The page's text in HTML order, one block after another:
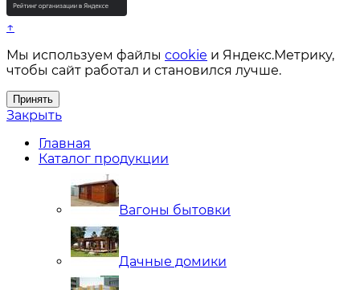
↑
Мы используем файлы cookie и Яндекс.Метрику,
чтобы сайт работал и становился лучше.
Принять
Закрыть
Главная
Каталог продукции
Вагоны бытовки
Дачные домики